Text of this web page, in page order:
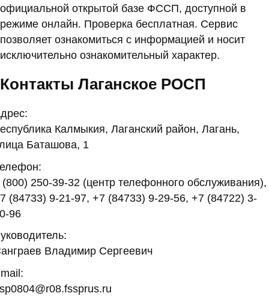
официальной открытой базе ФССП, доступной в
режиме онлайн. Проверка бесплатная. Сервис
позволяет ознакомиться с информацией и носит
исключительно ознакомительный характер.
Контакты Лаганское РОСП
Калмыкия, Лаганский район, Лагань,
Баташова, 1
(800) 250-39-32 (центр телефонного обслуживания),
(84733) 9-21-97, +7 (84733) 9-29-56, +7 (84722) 3-
96
Владимир Сергеевич